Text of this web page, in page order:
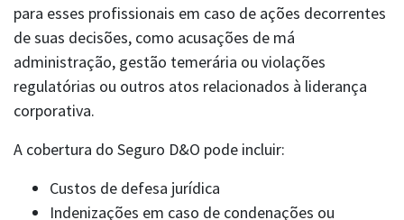
OUVIDORIA BERKLEY
ouvidoria@berkley.com.br0800 797 3444
www.consumidor.gov.br
para esses profissionais em caso de ações decorrentes
de suas decisões, como acusações de má
administração, gestão temerária ou violações
regulatórias ou outros atos relacionados à liderança
corporativa.
A cobertura do Seguro D&O pode incluir:
Custos de defesa jurídica
Indenizações em caso de condenações ou